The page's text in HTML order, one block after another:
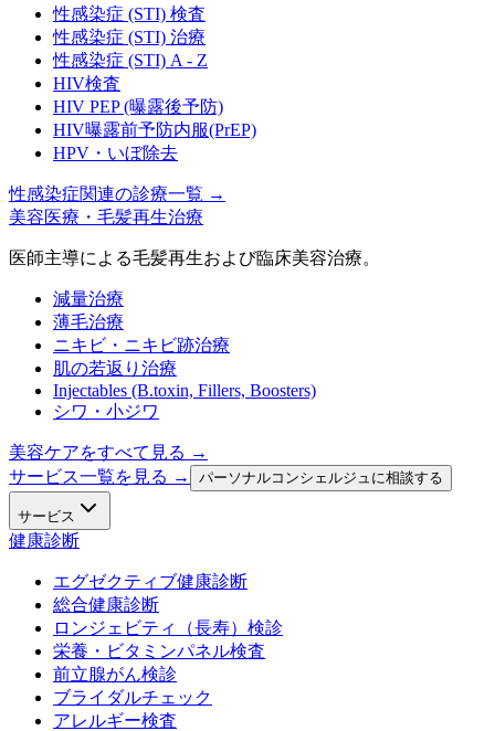
性感染症 (STI) 検査
性感染症 (STI) 治療
性感染症 (STI) A - Z
HIV検査
HIV PEP (曝露後予防)
HIV曝露前予防内服(PrEP)
HPV・いぼ除去
性感染症関連の診療一覧 →
美容医療・毛髪再生治療
医師主導による毛髪再生および臨床美容治療。
減量治療
薄毛治療
ニキビ・ニキビ跡治療
肌の若返り治療
Injectables (B.toxin, Fillers, Boosters)
シワ・小ジワ
美容ケアをすべて見る →
サービス一覧を見る →
パーソナルコンシェルジュに相談する
サービス
健康診断
エグゼクティブ健康診断
総合健康診断
ロンジェビティ（長寿）検診
栄養・ビタミンパネル検査
前立腺がん検診
ブライダルチェック
アレルギー検査